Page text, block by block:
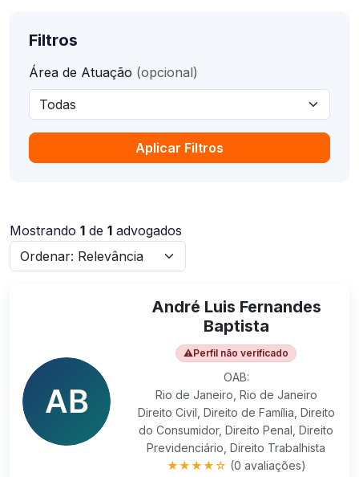
Filtros
Área de Atuação (opcional)
Aplicar Filtros
Mostrando 1 de 1 advogados
André Luis Fernandes
Baptista
⚠Perfil não verificado
OAB:
Rio de Janeiro, Rio de Janeiro
Direito Civil, Direito de Família, Direito
do Consumidor, Direito Penal, Direito
Previdenciário, Direito Trabalhista
★★★★☆ (0 avaliações)